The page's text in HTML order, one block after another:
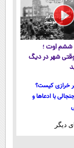
ساعت ۸:۱۵ ششم اوت ؛
شهر در دیگ
خرازی کیست؟
با ادعاها و
دیگر